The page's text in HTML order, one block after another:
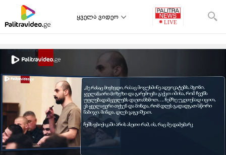
ყველა ვიდეო